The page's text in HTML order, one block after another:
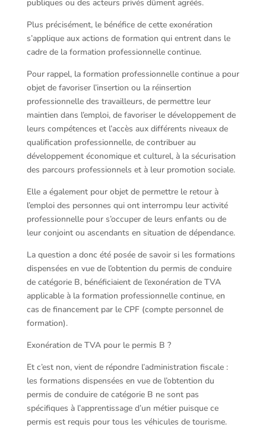
publiques ou des acteurs privés dûment agréés.
Plus précisément, le bénéfice de cette exonération
s’applique aux actions de formation qui entrent dans le
cadre de la formation professionnelle continue.
Pour rappel, la formation professionnelle continue a pour
objet de favoriser l’insertion ou la réinsertion
professionnelle des travailleurs, de permettre leur
maintien dans l’emploi, de favoriser le développement de
leurs compétences et l’accès aux différents niveaux de
qualification professionnelle, de contribuer au
développement économique et culturel, à la sécurisation
des parcours professionnels et à leur promotion sociale.
Elle a également pour objet de permettre le retour à
l’emploi des personnes qui ont interrompu leur activité
professionnelle pour s’occuper de leurs enfants ou de
leur conjoint ou ascendants en situation de dépendance.
La question a donc été posée de savoir si les formations
dispensées en vue de l’obtention du permis de conduire
de catégorie B, bénéficiaient de l’exonération de TVA
applicable à la formation professionnelle continue, en
cas de financement par le CPF (compte personnel de
formation).
Exonération de TVA pour le permis B ?
Et c’est non, vient de répondre l’administration fiscale :
les formations dispensées en vue de l’obtention du
permis de conduire de catégorie B ne sont pas
spécifiques à l’apprentissage d’un métier puisque ce
permis est requis pour tous les véhicules de tourisme.